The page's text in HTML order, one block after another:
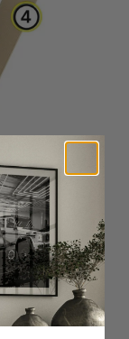
y un
de alta
pieza con